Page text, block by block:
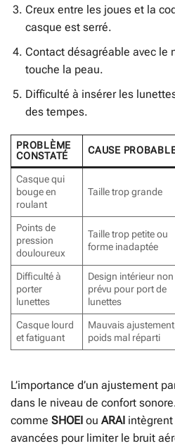
Creux entre les joues et la
casque est serré.
Contact désagréable avec le
touche la peau.
Difficulté à insérer les
des tempes.
PROBLÈME
CONSTATÉ
CAUSE
Casque qui
bouge en
roulant
Taille trop grande
Points de
pression
douloureux
Taille trop petite ou
forme inadaptée
Difficulté à
porter
lunettes
Design intérieur non
prévu pour port de
lunettes
Casque lourd
et fatiguant
Mauvais
poids mal réparti
L’importance d’un ajustement
dans le niveau de confort
comme SHOEI ou ARAI
avancées pour limiter le bruit